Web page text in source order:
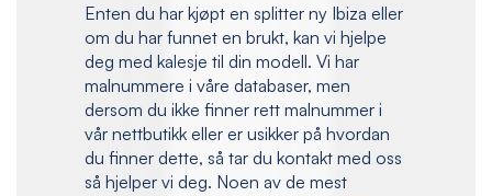
Enten du har kjøpt en splitter ny Ibiza eller
om du har funnet en brukt, kan vi hjelpe
deg med kalesje til din modell. Vi har
malnummere i våre databaser, men
dersom du ikke finner rett malnummer i
vår nettbutikk eller er usikker på hvordan
du finner dette, så tar du kontakt med oss
så hjelper vi deg. Noen av de mest